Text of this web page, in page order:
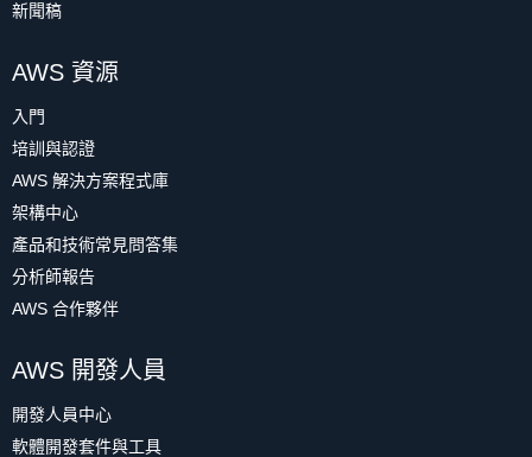
新聞稿
AWS 資源
入門
培訓與認證
AWS 解決方案程式庫
架構中心
產品和技術常見問答集
分析師報告
AWS 合作夥伴
AWS 開發人員
開發人員中心
軟體開發套件與工具